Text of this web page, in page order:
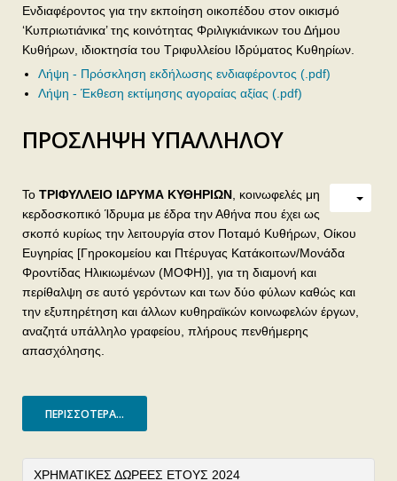
Ενδιαφέροντος για την εκποίηση οικοπέδου στον οικισμό
‘Κυπριωτιάνικα’ της κοινότητας Φριλιγκιάνικων του Δήμου
Κυθήρων, ιδιοκτησία του Τριφυλλείου Ιδρύματος Κυθηρίων.
Λήψη - Πρόσκληση εκδήλωσης ενδιαφέροντος (.pdf)
Λήψη - Έκθεση εκτίμησης αγοραίας αξίας (.pdf)
ΠΡΟΣΛΗΨΗ ΥΠΑΛΛΗΛΟΥ
Το ΤΡΙΦΥΛΛΕΙΟ ΙΔΡΥΜΑ ΚΥΘΗΡΙΩΝ , κοινωφελές μη
κερδοσκοπικό Ίδρυμα με έδρα την Αθήνα που έχει ως
σκοπό κυρίως την λειτουργία στον Ποταμό Κυθήρων, Οίκου
Ευγηρίας [Γηροκομείου και Πτέρυγας Κατάκοιτων/Μονάδα
Φροντίδας Ηλικιωμένων (ΜΟΦΗ)], για τη διαμονή και
περίθαλψη σε αυτό γερόντων και των δύο φύλων καθώς και
την εξυπηρέτηση και άλλων κυθηραϊκών κοινωφελών έργων,
αναζητά υπάλληλο γραφείου, πλήρους πενθήμερης
απασχόλησης.
ΠΕΡΙΣΣΌΤΕΡΑ...
ΧΡΗΜΑΤΙΚΕΣ ΔΩΡΕΕΣ ΕΤΟΥΣ 2024